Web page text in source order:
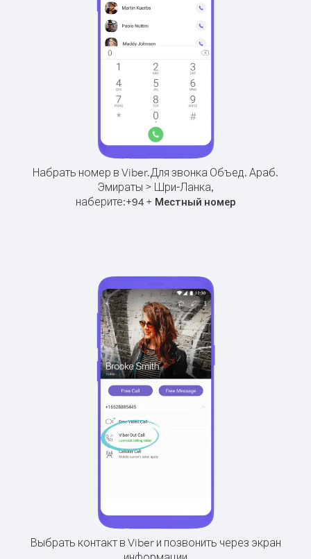
Набрать номер в Viber.Для звонка Объед. Араб.
Эмираты > Шри-Ланка,
наберите:+94+ Местный номер
Выбрать контакт в Viber и позвонить через экран